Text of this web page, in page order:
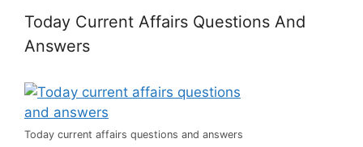
Today Current Affairs Questions And
Answers
Today current affairs questions and answers